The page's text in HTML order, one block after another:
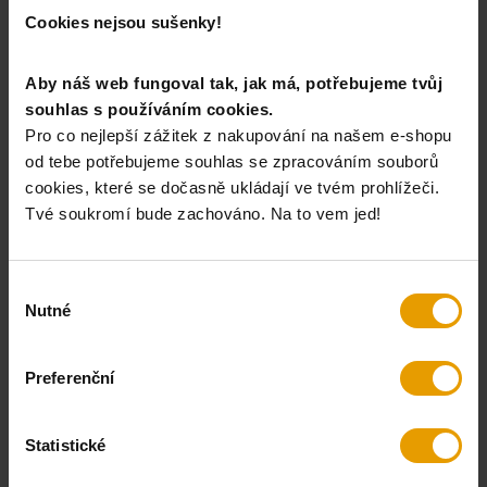
Cookies nejsou sušenky!
Aby náš web fungoval tak, jak má, potřebujeme tvůj
souhlas s používáním cookies.
Pro co nejlepší zážitek z nakupování na našem e-shopu
od tebe potřebujeme souhlas se zpracováním souborů
cookies, které se dočasně ukládají ve tvém prohlížeči.
Tvé soukromí bude zachováno. Na to vem jed!
souhlasu
Nutné
Preferenční
Statistické
Máš u nás účet?
PARAMETRY
Barva:
terracotta
Materiálové složení:
100% bavlna
Potisk: